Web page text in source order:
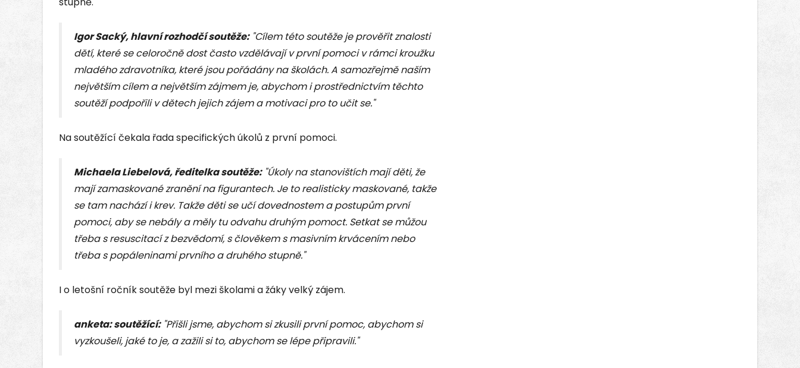
Igor Sacký, hlavní rozhodčí soutěže:"Cílem této soutěže je prověřit znalosti
dětí, které se celoročně dost často vzdělávají v první pomoci v rámci kroužku
mladého zdravotníka, které jsou pořádány na školách. A samozřejmě naším
největším cílem a největším zájmem je, abychom i prostřednictvím těchto
soutěží podpořili v dětech jejich zájem a motivaci pro to učit se."
Na soutěžící čekala řada specifických úkolů z první pomoci.
Michaela Liebelová, ředitelka soutěže:"Úkoly na stanovištích mají děti, že
mají zamaskované zranění na figurantech. Je to realisticky maskované, takže
se tam nachází i krev. Takže děti se učí dovednostem a postupům první
pomoci, aby se nebály a měly tu odvahu druhým pomoct. Setkat se můžou
třeba s resuscitací z bezvědomí, s člověkem s masivním krvácením nebo
třeba s popáleninami prvního a druhého stupně."
I o letošní ročník soutěže byl mezi školami a žáky velký zájem.
anketa: soutěžící:"Přišli jsme, abychom si zkusili první pomoc, abychom si
vyzkoušeli, jaké to je, a zažili si to, abychom se lépe připravili."